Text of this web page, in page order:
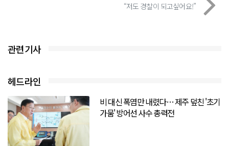
“저도 경찰이 되고싶어요!”
관련기사
헤드라인
비 대신 폭염만 내렸다… 제주 덮친 '초기
가뭄' 방어선 사수 총력전